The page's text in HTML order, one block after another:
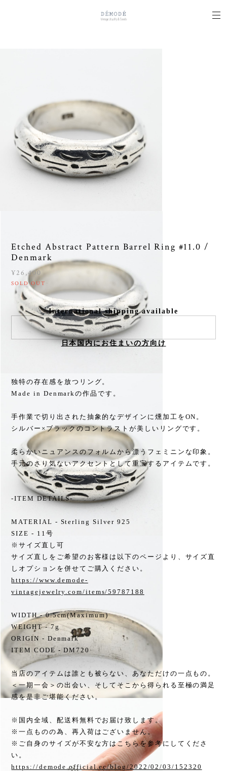
Etched Abstract Pattern Barrel Ring #11.0 /
Denmark
¥26,400
SOLD OUT
International shipping available
Sold out
日本国内にお住まいの方向け
独特の存在感を放つリング。
Made in Denmarkの作品です。
手作業で切り出された抽象的なデザインに燻加工をON。
シルバー×ブラックのコントラストが美しいリングです。
柔らかいニュアンスのフォルムから漂うフェミニンな印象。
手元のさり気ないアクセントとして重宝するアイテムです。
-ITEM DETAILS-
MATERIAL - Sterling Silver 925
SIZE - 11号
※サイズ直し可
サイズ直しをご希望のお客様は以下のページより、サイズ直
しオプションを併せてご購入ください。
https://www.demode-
vintagejewelry.com/items/59787188
WIDTH - 0.5cm(Maximum)
WEIGHT - 7g
ORIGIN - Denmark
ITEM CODE - DM720
当店のアイテムは誰とも被らない、あなただけの一点もの。
＜一期一会＞の出会い、そしてそこから得られる至極の満足
感を是非ご堪能ください。
※国内全域、配送料無料でお届け致します。
※一点ものの為、再入荷はございません。
※ご自身のサイズが不安な方はこちらを参考にしてくださ
い。
https://demode.official.ec/blog/2022/02/03/152320